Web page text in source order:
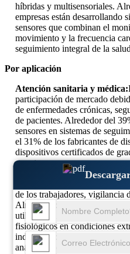
híbridas y multisensoriales.
empresas están desarrollando
sensores que combinan el
movimiento y la frecuencia
seguimiento integral de la
Por aplicación
Atención sanitaria y médica:
participación de mercado
de enfermedades crónicas,
de pacientes. Alrededor del
sensores en sistemas de
el 31% de los fabricantes de
dispositivos certificados de
remoto.
Industriales y militares:
de la demanda global,
de los trabajadores, vigilancia
Alrededor del 33% de los
utilizan sensores portátiles
fisiológicos en condiciones
industrias los aplican para el
análisis predictivos de